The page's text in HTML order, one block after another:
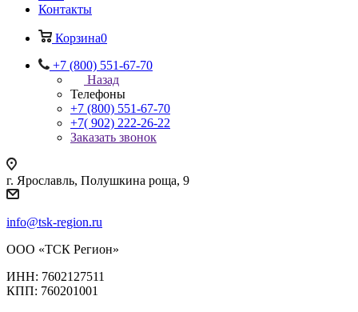
Контакты
Корзина0
+7 (800) 551-67-70
Назад
Телефоны
+7 (800) 551-67-70
+7( 902) 222-26-22
Заказать звонок
г. Ярославль, Полушкина роща, 9
info@tsk-region.ru
ООО «ТСК Регион»
ИНН: 7602127511
КПП: 760201001